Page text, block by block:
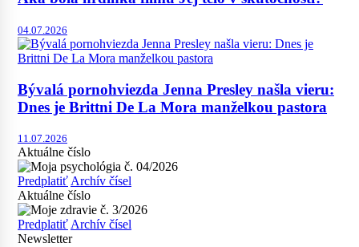
04.07.2026
Bývalá pornohviezda Jenna Presley našla vieru:
Dnes je Brittni De La Mora manželkou pastora
11.07.2026
Aktuálne číslo
Predplatiť Archív čísel
Aktuálne číslo
Predplatiť Archív čísel
Newsletter